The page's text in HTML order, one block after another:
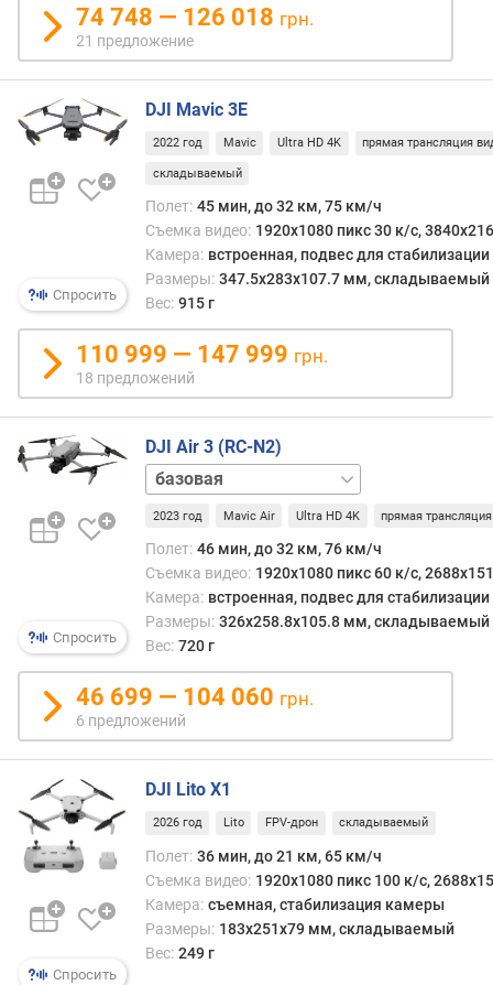
л
и
я
о
ч
е
с
т
в
у
п
р
д
л
н
и
й
в
е
с
(
)
р
а
м
74 748 — 126 018 грн.
21 предложение
Спросить
DJI Mavic 3E
2022 год Mavic Ultra HD 4K прямая трансляция
складываемый
Полет: 45 мин, до 32 км, 75 км/ч
Съемка видео: 1920x1080 пикс 30 к/с,
Камера: встроенная, подвес для стабилизации
Размеры: 347.5x283x107.7 мм, складываемый
Вес: 915 г
110 999 — 147 999 грн.
18 предложений
Спросить
DJI Air 3 (RC-N2)
Fly
More
Combo
(RC2)
2023 год Mavic Air Ultra HD 4K прямая
Полет: 46 мин, до 32 км, 76 км/ч
Съемка видео: 1920x1080 пикс 60 к/с,
Камера: встроенная, подвес для стабилизации
Размеры: 326x258.8x105.8 мм, складываемый
Вес: 720 г
46 699 — 104 060 грн.
6 предложений
Спросить
DJI Lito X1
2026 год Lito FPV-дрон складываемый
Полет: 36 мин, до 21 км, 65 км/ч
Съемка видео: 1920x1080 пикс 100 к/с,
Камера: съемная, cтабилизация камеры
Размеры: 183х251х79 мм, складываемый
Вес: 249 г